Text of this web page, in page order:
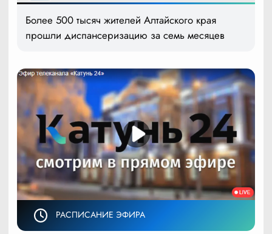
Более 500 тысяч жителей Алтайского края
прошли диспансеризацию за семь месяцев
РАСПИСАНИЕ ЭФИРА